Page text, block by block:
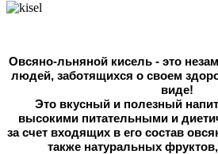
Овсяно-льняной кисель - это
людей, заботящихся о своем
виде!
Это вкусный и полезный
высокими питательными и
за счет входящих в его состав
также натуральных